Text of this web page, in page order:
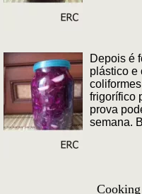
Depois é
plástico e
frigorífico
prova
semana.